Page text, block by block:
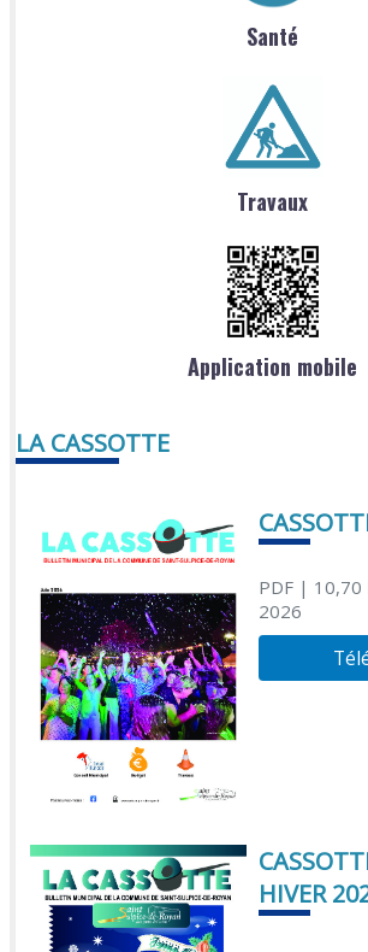
Santé
Travaux
Application mobile
LA CASSOTTE
PDF| 10,70
2026
HIVER